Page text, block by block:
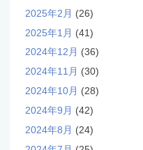
2025年2月 (26)
2025年1月 (41)
2024年12月 (36)
2024年11月 (30)
2024年10月 (28)
2024年9月 (42)
2024年8月 (24)